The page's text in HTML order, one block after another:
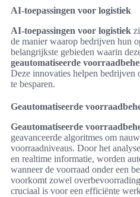
AI-toepassingen voor logistiek
AI-toepassingen voor logistiek
de manier waarop bedrijven hun
belangrijkste gebieden waarin
geautomatiseerde
Deze innovaties helpen bedrijven
te besparen.
Geautomatiseerde
Geautomatiseerde
geavanceerde algoritmes om
voorraadniveaus. Door het
en realtime informatie, worden
wanneer de voorraad onder een
voorkomt zowel
cruciaal is voor een efficiënte